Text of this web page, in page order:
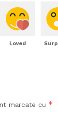
Loved
marcate cu *